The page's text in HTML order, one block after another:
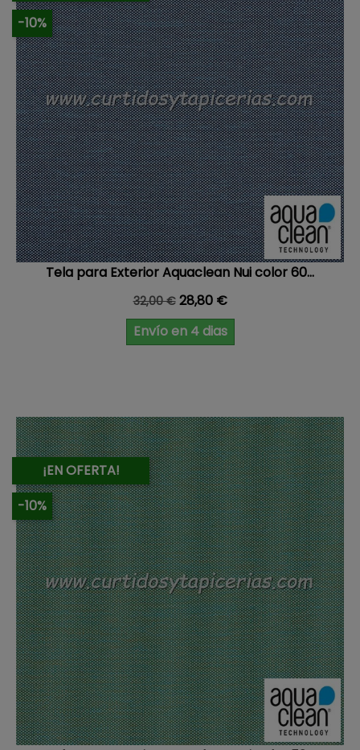
-10%
Tela para Exterior Aquaclean Nui color 60...
Precio base
32,00 € Precio
28,80 €
Envío en 4 dias
¡EN OFERTA!
-10%